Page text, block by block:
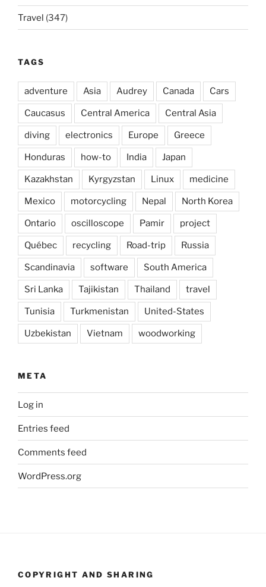
Travel (347)
TAGS
adventure Asia Audrey Canada Cars
Caucasus Central America Central Asia
diving electronics Europe Greece
Honduras how-to India Japan
Kazakhstan Kyrgyzstan Linux medicine
Mexico motorcycling Nepal North Korea
Ontario oscilloscope Pamir project
Québec recycling Road-trip Russia
Scandinavia software South America
Sri Lanka Tajikistan Thailand travel
Tunisia Turkmenistan United-States
Uzbekistan Vietnam woodworking
META
Log in
Entries feed
Comments feed
WordPress.org
COPYRIGHT AND SHARING